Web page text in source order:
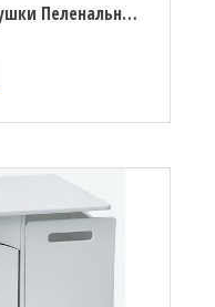
Накладки для пеленания Топотушки Пеленальный матрасик Детский Мир 82x73 см